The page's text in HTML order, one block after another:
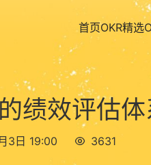
首页OKR精选
绩效评估
3日 19:00 3631